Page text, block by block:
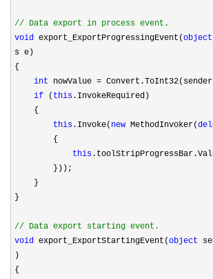
// Data export in process event.
void export_ExportProgressingEvent(object
s e)
{
int nowValue =
if ( this .InvokeRequired)
{
this .Invoke( new MethodInvoker(
{
this
}));
}
}
// Data export starting event.
void export_ExportStartingEvent(object
)
{